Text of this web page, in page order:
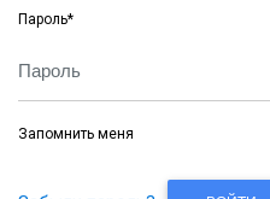
Пароль*
Запомнить меня